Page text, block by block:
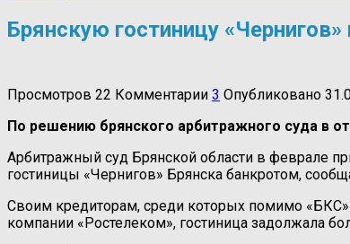
Брянскую гостиницу
Просмотров 22 Комментарии 3 Опубликовано
По решению брянского арбитражного суда в
Арбитражный суд Брянской области в феврале
гостиницы «Чернигов» Брянска банкротом,
Своим кредиторам, среди которых помимо «БКС»
компании «Ростелеком», гостиница задолжала